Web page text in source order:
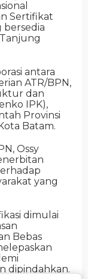
Sertifikat
bersedia
antara
ATR/BPN,
dan
IPK),
Provinsi
Batam.
Ossy
yang
dimulai
Bebas
dipindahkan.